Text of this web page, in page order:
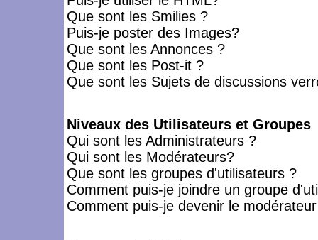
Que sont les Smilies ?
Puis-je poster des Images?
Que sont les Annonces ?
Que sont les Post-it ?
Que sont les Sujets de discussions
Niveaux des Utilisateurs et Groupes
Qui sont les Administrateurs ?
Qui sont les Modérateurs?
Que sont les groupes d'utilisateurs ?
Comment puis-je joindre un groupe
Comment puis-je devenir le